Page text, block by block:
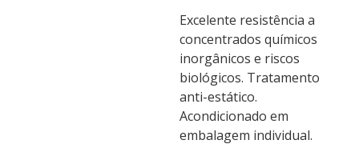
Excelente resistência a
concentrados químicos
inorgânicos e riscos
biológicos. Tratamento
anti-estático.
Acondicionado em
embalagem individual.